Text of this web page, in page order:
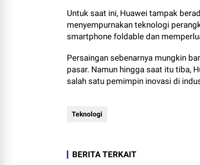
Untuk saat ini, Huawei tampak
menyempurnakan teknologi
smartphone foldable dan
Persaingan sebenarnya mungkin
pasar. Namun hingga saat itu tiba,
salah satu pemimpin inovasi di
Teknologi
BERITA TERKAIT